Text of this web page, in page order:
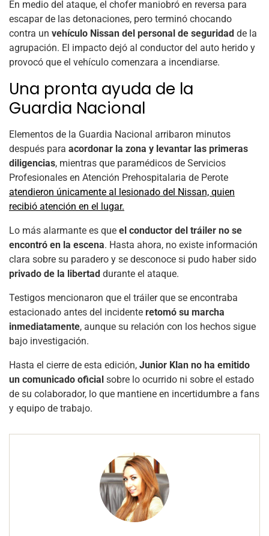
En medio del ataque, el chofer maniobró en reversa para
escapar de las detonaciones, pero terminó chocando
contra un vehículo Nissan del personal de seguridad de la
agrupación. El impacto dejó al conductor del auto herido y
provocó que el vehículo comenzara a incendiarse.
Una pronta ayuda de la
Guardia Nacional
Elementos de la Guardia Nacional arribaron minutos
después para acordonar la zona y levantar las primeras
diligencias, mientras que paramédicos de Servicios
Profesionales en Atención Prehospitalaria de Perote
atendieron únicamente al lesionado del Nissan, quien
recibió atención en el lugar.
Lo más alarmante es que el conductor del tráiler no se
encontró en la escena. Hasta ahora, no existe información
clara sobre su paradero y se desconoce si pudo haber sido
privado de la libertad durante el ataque.
Testigos mencionaron que el tráiler que se encontraba
estacionado antes del incidente retomó su marcha
inmediatamente, aunque su relación con los hechos sigue
bajo investigación.
Hasta el cierre de esta edición, Junior Klan no ha emitido
un comunicado oficial sobre lo ocurrido ni sobre el estado
de su colaborador, lo que mantiene en incertidumbre a fans
y equipo de trabajo.